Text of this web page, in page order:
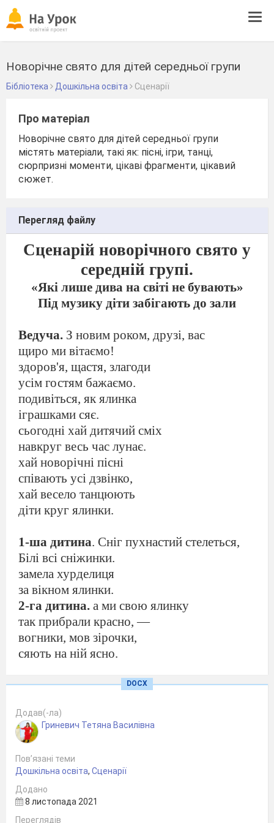
Новорічне свято для дітей середньої групи
Бібліотека Дошкільна освіта Сценарії
Про матеріал
Новорічне свято для дітей середньої групи
містять матеріали, такі як: пісні, ігри, танці,
сюрпризні моменти, цікаві фрагменти, цікавий
сюжет.
Перегляд файлу
Сценарій новорічного свято у
середній групі.
«Які лише дива на світі не бувають»
Під музику діти забігають до зали
Ведуча. З новим роком, друзі, вас
щиро ми вітаємо!
здоров'я, щастя, злагоди
усім гостям бажаємо.
подивіться, як ялинка
іграшками сяє.
сьогодні хай дитячий сміх
навкруг весь час лунає.
хай новорічні пісні
співають усі дзвінко,
хай весело танцюють
діти круг ялинки.
1-ша дитина. Сніг пухнастий стелеться,
Білі всі сніжинки.
замела хурделиця
за вікном ялинки.
2-га дитина. а ми свою ялинку
так прибрали красно, —
вогники, мов зірочки,
сяють на ній ясно.
пісню Падає сніжок
роком
Зима:А діти знають вірші про мене??
Новий рік — зимове свято.
Це веселе свято знають,
з нетерпінням всі чекають.
дитина.
DOCX
Додав(-ла)
Гриневич Тетяна Василівна
Пов’язані теми
Дошкільна освіта, Сценарії
Додано
8 листопада 2021
Переглядів